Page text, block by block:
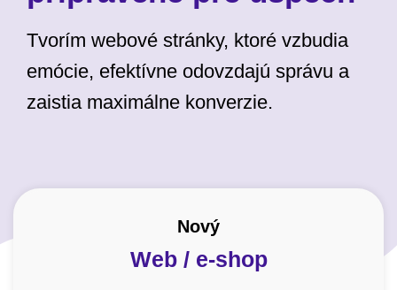
Tvorím webové stránky, ktoré vzbudia
emócie, efektívne odovzdajú správu a
zaistia maximálne konverzie.
Nový
Web / e-shop